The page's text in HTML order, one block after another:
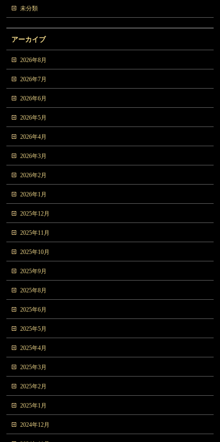
未分類
アーカイブ
2026年8月
2026年7月
2026年6月
2026年5月
2026年4月
2026年3月
2026年2月
2026年1月
2025年12月
2025年11月
2025年10月
2025年9月
2025年8月
2025年6月
2025年5月
2025年4月
2025年3月
2025年2月
2025年1月
2024年12月